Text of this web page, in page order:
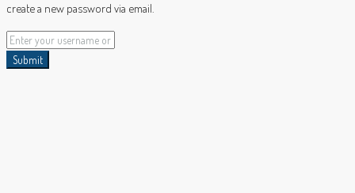
create a new password via email.
Submit